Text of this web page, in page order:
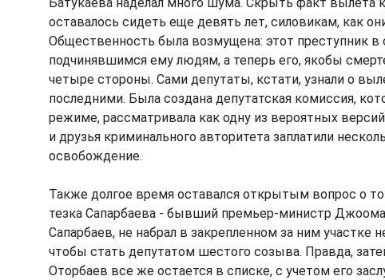
оставалось сидеть еще девять лет, силовикам, как
Общественность была возмущена: этот преступник в
подчинявшимся ему людям, а теперь его, якобы
четыре стороны. Сами депутаты, кстати, узнали о
последними. Была создана депутатская комиссия,
режиме, рассматривала как одну из вероятных
и друзья криминального авторитета заплатили
освобождение.
Также долгое время оставался открытым вопрос о
тезка Сапарбаева - бывший премьер-министр
Сапарбаев, не набрал в закрепленном за ним участке
чтобы стать депутатом шестого созыва. Правда,
Оторбаев все же остается в списке, с учетом его